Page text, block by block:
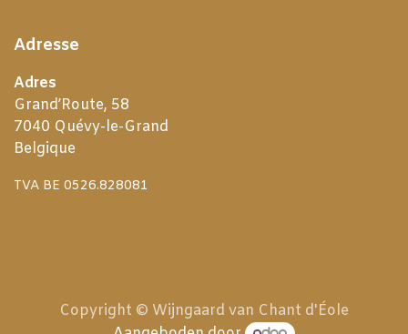
Adresse
Adres
Grand’Route, 58
7040 Quévy-le-Grand
Belgique
TVA BE 0526.828081
Copyright © Wijngaard van Chant d'Éole